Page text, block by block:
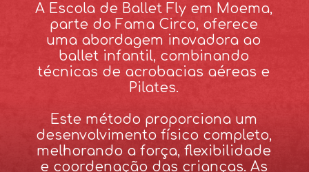
A Escola de Ballet Fly em Moema,
parte do Fama Circo, oferece
uma abordagem inovadora ao
ballet infantil, combinando
técnicas de acrobacias aéreas e
Pilates.
Este método proporciona um
desenvolvimento físico completo,
melhorando a força, flexibilidade
e coordenação das crianças. As